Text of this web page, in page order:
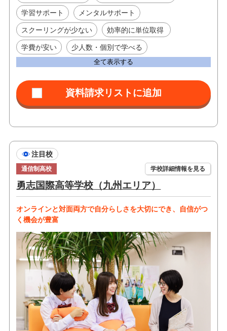
学習サポート メンタルサポート
スクーリングが少ない 効率的に単位取得
学費が安い 少人数・個別で学べる
全て表示する
注目校
通信制高校 学校詳細情報を見る
勇志国際高等学校（九州エリア）
オンラインと対面両方で自分らしさを大切にでき、自信がつ
く機会が豊富